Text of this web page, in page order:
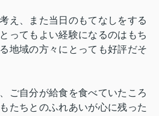
え、また当日のもてなしをする
ってもよい経験になるのはもち
地域の方々にとっても好評だそ
ご自分が給食を食べていたころ
たちとのふれあいが心に残った